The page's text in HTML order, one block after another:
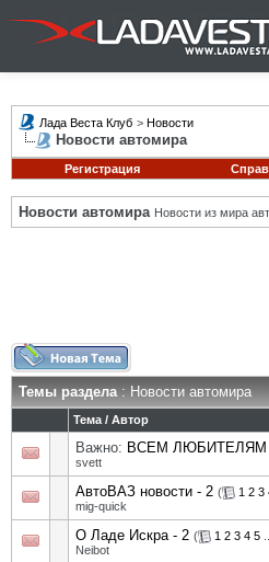
Лада Веста Клуб > Новости
Новости автомира
Регистрация
Новости автомира Новости из мира
Темы раздела: Новости автомира
Тема / Автор
Важно: ВСЕМ ЛЮБИТЕЛЯМ
svett
АвтоВАЗ новости - 2 ( 1 2 3
mig-quick
О Ладе Искра - 2 ( 1 2 3 4 5
Neibot